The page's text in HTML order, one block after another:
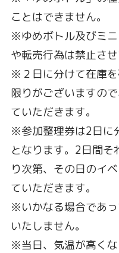
ことはできません。
※ゆめボトル及びミ
や転売行為は禁止させ
※２日に分けて在庫
限りがございますの
ていただきます。
※参加整理券は2日に
となります。2日間そ
り次第、その日のイ
ていただきます。
※いかなる場合であ
いたしません。
※当日、気温が高くな